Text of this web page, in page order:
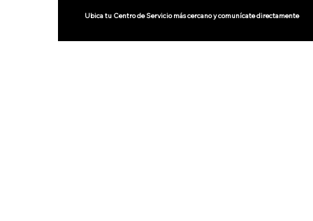
Ubica tu Centro de Servicio más cercano y comunícate directamente